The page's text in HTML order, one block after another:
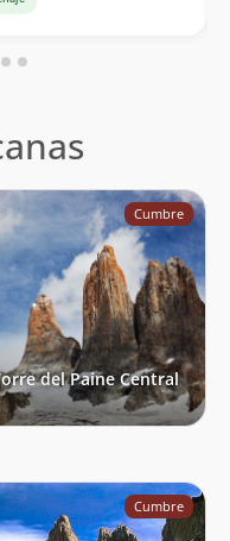
en muy poco
altas
Cumbre
del Paine Central
Cumbre